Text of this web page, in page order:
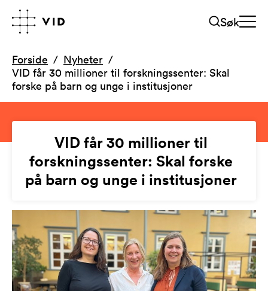
Søk
Forside
Nyheter
VID får 30 millioner til forskningssenter: Skal
forske på barn og unge i institusjoner
VID får 30 millioner til
forskningssenter: Skal forske
på barn og unge i institusjoner